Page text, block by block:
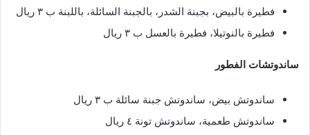
فطيرة بالبيض، بجبنة الشدر، بالجبنة السائلة، باللبنة ب ٣ ريال
فطيرة بالنوتيلا، فطيرة بالعسل ب ٣ ريال
ساندوتشات الفطور
ساندوتش بيض، ساندوتش جبنة سائلة ب ٣ ريال
ساندوتش طعمية، ساندوتش تونة ٤ ريال